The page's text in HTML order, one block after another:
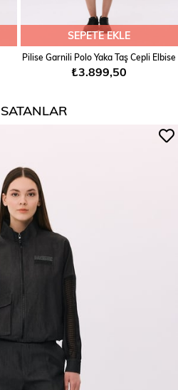
SEPETE EKLE
Pilise Garnili Polo Yaka Taş Cepli Elbise
₺3.899,50